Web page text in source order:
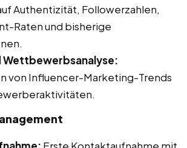
Authentizität, Followerzahlen,
Raten und bisherige
Wettbewerbsanalyse:
von Influencer-Marketing-Trends